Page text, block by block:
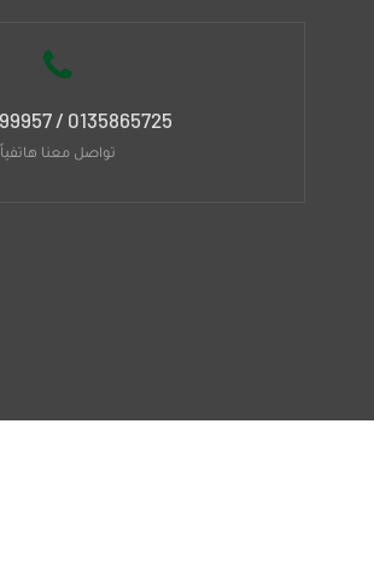
0135865725 / 0536799957
تواصل معنا هاتفياً